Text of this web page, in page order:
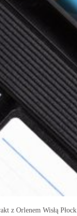
z Orlenem Wisłą Płock